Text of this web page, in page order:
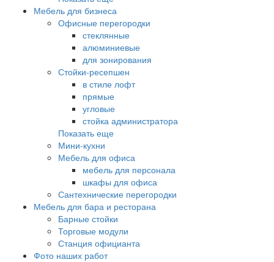
Мебель для бизнеса
Офисные перегородки
стеклянные
алюминиевые
для зонирования
Стойки-ресепшен
в стиле лофт
прямые
угловые
стойка администратора
Показать еще
Мини-кухни
Мебель для офиса
мебель для персонала
шкафы для офиса
Сантехнические перегородки
Мебель для бара и ресторана
Барные стойки
Торговые модули
Станция официанта
Фото наших работ